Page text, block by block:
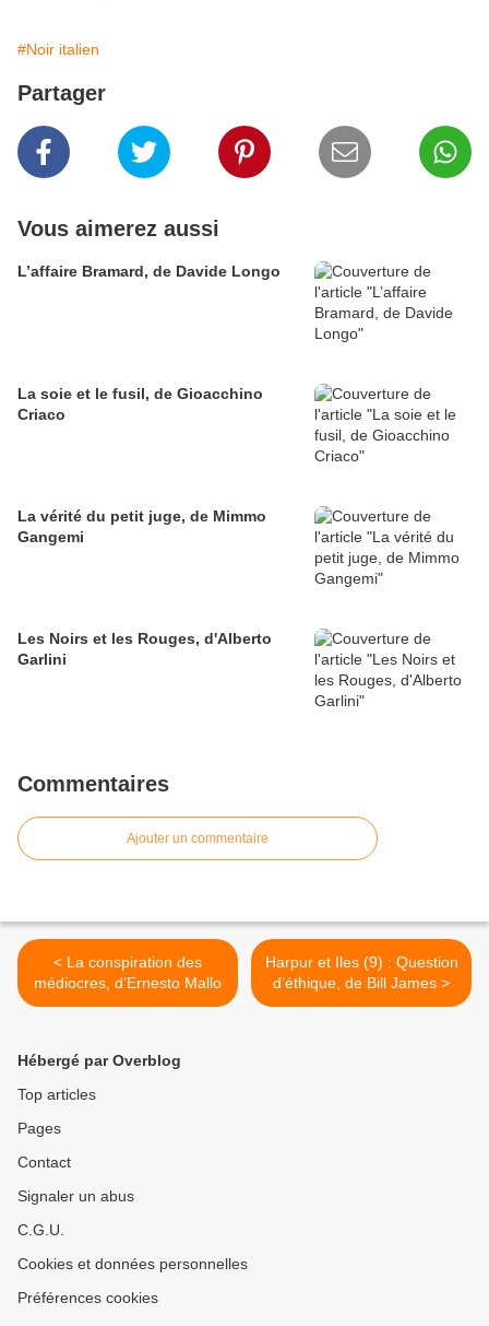
#Noir italien
Partager
Vous aimerez aussi
L’affaire Bramard, de Davide Longo
La soie et le fusil, de Gioacchino
Criaco
La vérité du petit juge, de Mimmo
Gangemi
Les Noirs et les Rouges, d'Alberto
Garlini
Commentaires
Ajouter un commentaire
< La conspiration des
médiocres, d’Ernesto Mallo
Harpur et Iles (9) : Question
d’éthique, de Bill James >
Hébergé par Overblog
Top articles
Pages
Contact
Signaler un abus
C.G.U.
Cookies et données personnelles
Préférences cookies